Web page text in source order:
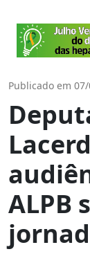
Publicado em
ALPB